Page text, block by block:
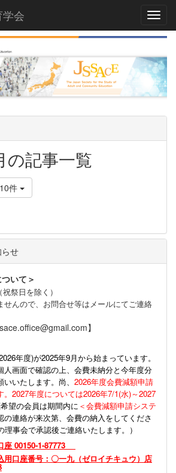
会
の記事一覧
10件
せ
いて＞
祭日を除く）
せんので、お問合せ等はメールにてご連絡
】
年度)が2025年9月から始まっています。
人画面で確認の上、会費未納分と今年度分
いたします。尚、 2026年度会費減額申請
。2027年度については2026年7/1(水)～2027
望の会員は期間内に ＜会費減額申請システ
の連絡が来次第、会費の納入をしてくださ
事会で承認後ご連絡いたします。）
00150-1-87773
用口座番号：〇一九（ゼロイチキュウ）店